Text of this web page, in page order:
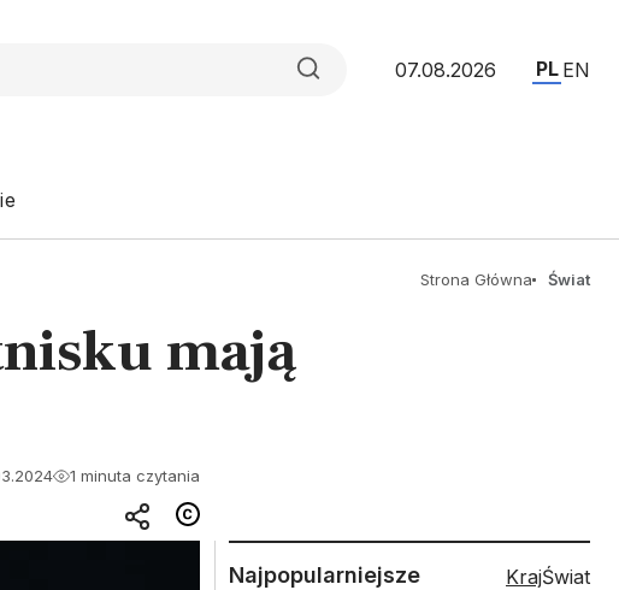
07.08.2026 PL EN
Strona Główna Świat
mają
1 minuta czytania
Najpopularniejsze KrajŚwiat